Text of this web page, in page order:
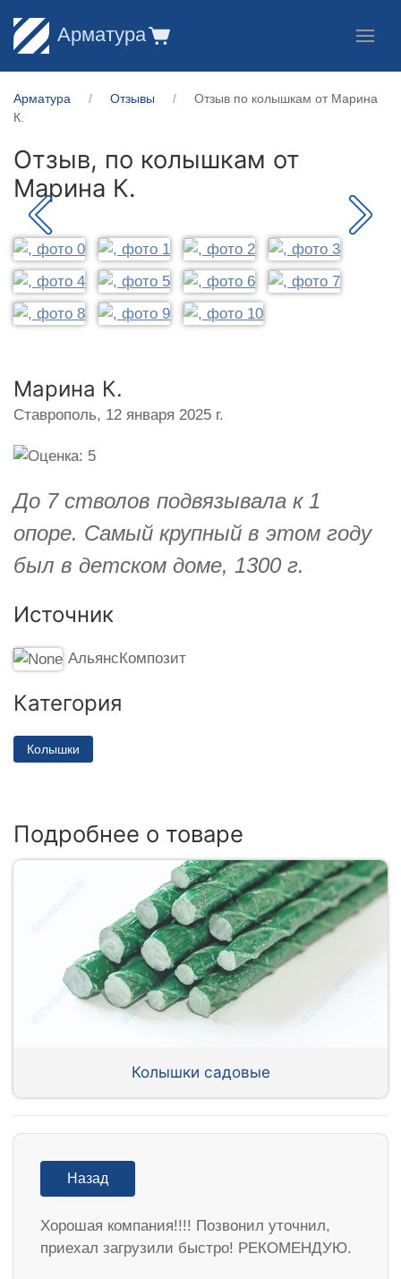
Арматура
Арматура Отзывы
Отзыв по колышкам от Марина
К.
Отзыв, по колышкам от
Марина К.
Марина К.
Ставрополь, 12 января 2025 г.
До 7 стволов подвязывала к 1
опоре. Самый крупный в этом году
был в детском доме, 1300 г.
Источник
АльянсКомпозит
Категория
Колышки
Подробнее о товаре
Колышки садовые
Назад
Хорошая компания!!!! Позвонил уточнил,
приехал загрузили быстро! РЕКОМЕНДУЮ.